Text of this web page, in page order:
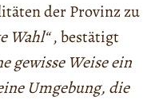
der Provinz zu
Wahl“, bestätigt
gewisse Weise ein
Umgebung, die